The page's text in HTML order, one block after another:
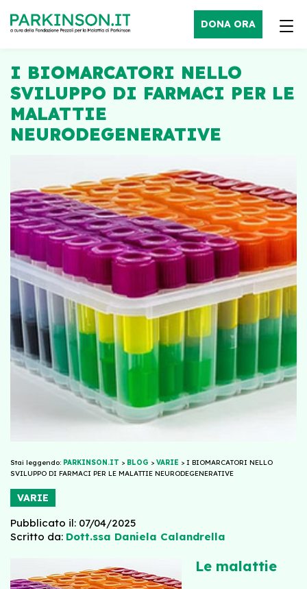
DONA ORA
I BIOMARCATORI NELLO
SVILUPPO DI FARMACI PER LE
MALATTIE
NEURODEGENERATIVE
Stai leggendo: PARKINSON.IT > BLOG > VARIE > I BIOMARCATORI NELLO
SVILUPPO DI FARMACI PER LE MALATTIE NEURODEGENERATIVE
VARIE
Pubblicato il: 07/04/2025
Scritto da: Dott.ssa Daniela Calandrella
Le malattie